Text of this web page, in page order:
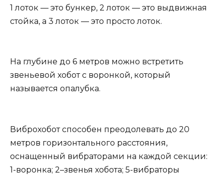
1 лоток — это бункер, 2 лоток — это выдвижная
стойка, а 3 лоток — это просто лоток.
На глубине до 6 метров можно встретить
звеньевой хобот с воронкой, который
называется опалубка.
Виброхобот способен преодолевать до 20
метров горизонтального расстояния,
оснащенный вибраторами на каждой секции:
1-воронка; 2–звенья хобота; 5-вибраторы